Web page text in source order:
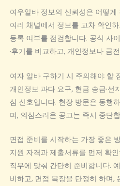
여우알바 정보의 신뢰성은 어떻게
여러 채널에서 정보를 교차 확인하
등록 여부를 점검합니다. 공식 사
·후기를 비교하고, 개인정보나 금
여자 알바 구하기 시 주의해야 할
개인정보 과다 요구, 현금 송금·선
심 신호입니다. 현장 방문은 동행
며, 의심스러운 공고는 즉시 중단
면접 준비를 시작하는 가장 좋은
지원 자격과 제출서류를 먼저 확
직무에 맞춰 간단히 준비합니다.
비하고, 면접 복장을 단정히 하며,